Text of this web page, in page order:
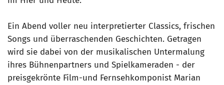
Ein Abend voller neu interpretierter Classics, frischen
Songs und überraschenden Geschichten. Getragen
wird sie dabei von der musikalischen Untermalung
ihres Bühnenpartners und Spielkameraden - der
preisgekrönte Film-und Fernsehkomponist Marian